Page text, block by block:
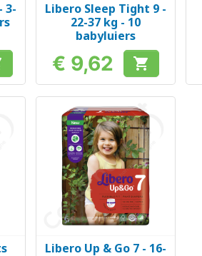
3-
Snel bekijken
Libero Sleep Tight 9 -
22-37 kg - 10
babyluiers
Prijs
€ 9,62 
Snel bekijken
Libero Up & Go 7 - 16-